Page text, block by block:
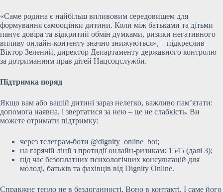
«Саме родина є найбільш впливовим середовищем для
формування самооцінки дитини. Коли між батьками та дітьми
панує довіра та відкритий обмін думками, ризики негативного
впливу онлайн-контенту значно знижуються», – підкреслив
Віктор Зелений, директор Департаменту державного контролю
за дотриманням прав дітей Нацсоцслужби.
Підтримка поряд
Якщо вам або вашій дитині зараз нелегко, важливо пам’ятати:
допомога наявна, і звертатися за нею – це не слабкість. Ви
можете отримати підтримку:
через телеграм-боти @dignity_online_bot;
на гарячій лінії з протидії онлайн-ризикам: 1545 (далі 3);
під час безоплатних психологічних консультацій для
молоді, батьків та фахівців від Dignity Online.
Справжнє тепло не в бездоганності. Воно в контакті. І саме його